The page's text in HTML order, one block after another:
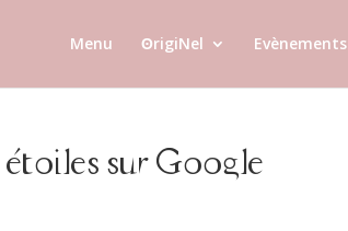
Menu ʘrigiNel Evènements
sur Google